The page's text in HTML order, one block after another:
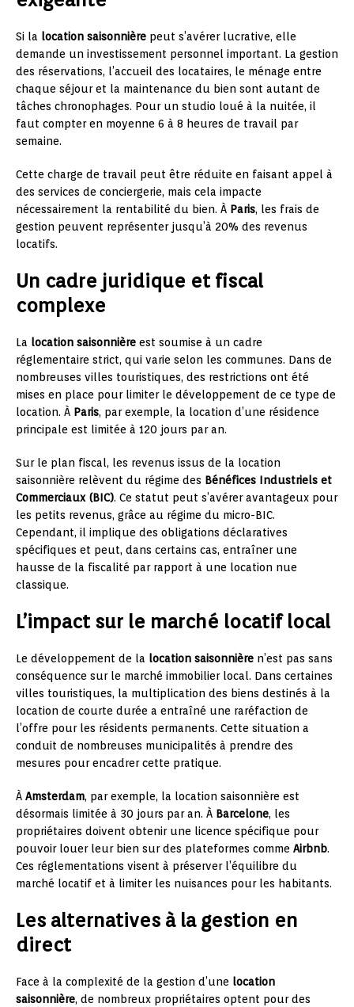
Si la location saisonnière peut s’avérer lucrative, elle
demande un investissement personnel important. La gestion
des réservations, l’accueil des locataires, le ménage entre
chaque séjour et la maintenance du bien sont autant de
tâches chronophages. Pour un studio loué à la nuitée, il
faut compter en moyenne 6 à 8 heures de travail par
semaine.
Cette charge de travail peut être réduite en faisant appel à
des services de conciergerie, mais cela impacte
nécessairement la rentabilité du bien. À Paris, les frais de
gestion peuvent représenter jusqu’à 20% des revenus
locatifs.
Un cadre juridique et fiscal
complexe
La location saisonnière est soumise à un cadre
réglementaire strict, qui varie selon les communes. Dans de
nombreuses villes touristiques, des restrictions ont été
mises en place pour limiter le développement de ce type de
location. À Paris, par exemple, la location d’une résidence
principale est limitée à 120 jours par an.
Sur le plan fiscal, les revenus issus de la location
saisonnière relèvent du régime des Bénéfices Industriels et
Commerciaux (BIC). Ce statut peut s’avérer avantageux pour
les petits revenus, grâce au régime du micro-BIC.
Cependant, il implique des obligations déclaratives
spécifiques et peut, dans certains cas, entraîner une
hausse de la fiscalité par rapport à une location nue
classique.
L’impact sur le marché locatif local
Le développement de la location saisonnière n’est pas sans
conséquence sur le marché immobilier local. Dans certaines
villes touristiques, la multiplication des biens destinés à la
location de courte durée a entraîné une raréfaction de
l’offre pour les résidents permanents. Cette situation a
conduit de nombreuses municipalités à prendre des
mesures pour encadrer cette pratique.
À Amsterdam, par exemple, la location saisonnière est
désormais limitée à 30 jours par an. À Barcelone, les
propriétaires doivent obtenir une licence spécifique pour
pouvoir louer leur bien sur des plateformes comme Airbnb.
Ces réglementations visent à préserver l’équilibre du
marché locatif et à limiter les nuisances pour les habitants.
Les alternatives à la gestion en
direct
Face à la complexité de la gestion d’une location
saisonnière, de nombreux propriétaires optent pour des